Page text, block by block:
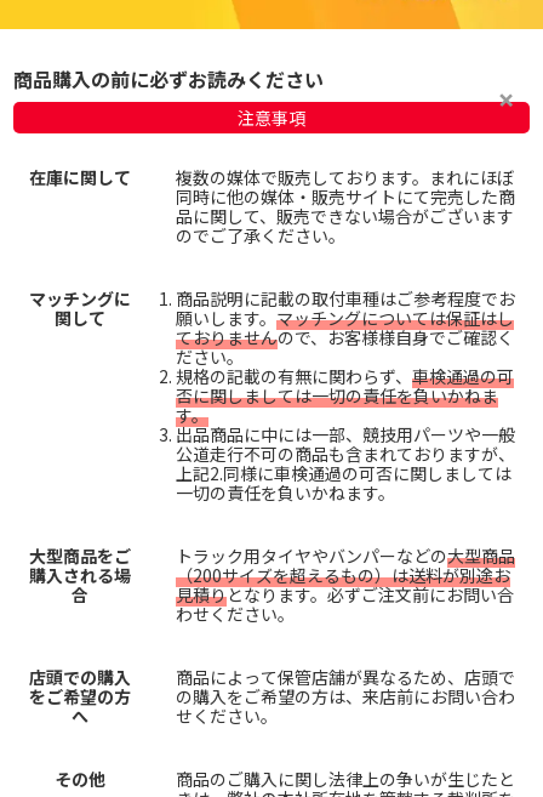
商品購入の前に必ずお読みください
注意事項
在庫に関して
複数の媒体で販売しております。まれにほぼ
同時に他の媒体・販売サイトにて完売した商
品に関して、販売できない場合がございます
のでご了承ください。
マッチングに
関して
商品説明に記載の取付車種はご参考程度でお
願いします。 マッチングについては保証はし
ておりませんので、お客様様自身でご確認く
ださい。
規格の記載の有無に関わらず、 車検通過の可
否に関しましては一切の責任を負いかねま
す。
出品商品に中には一部、競技用パーツや一般
公道走行不可の商品も含まれておりますが、
上記2.同様に車検通過の可否に関しましては
一切の責任を負いかねます。
大型商品をご
購入される場
合
トラック用タイヤやバンパーなどの大型商品
（200サイズを超えるもの）は送料が別途お
見積りとなります。必ずご注文前にお問い合
わせください。
店頭での購入
をご希望の方
へ
商品によって保管店舗が異なるため、店頭で
の購入をご希望の方は、来店前にお問い合わ
せください。
その他
商品のご購入に関し法律上の争いが生じたと